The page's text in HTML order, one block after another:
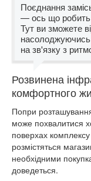
Поєднання
— ось що робить
Тут ви зможете
на зв'язку з
Розвинена
комфортного
Попри
може похвалитися
поверхах
розмістяться
необхідними
доведеться.